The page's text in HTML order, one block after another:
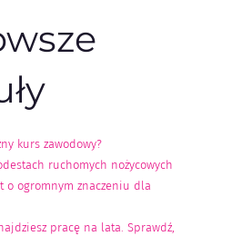
kurs zawodowy?
ruchomych nożycowych
ogromnym znaczeniu dla
pracę na lata. Sprawdź,